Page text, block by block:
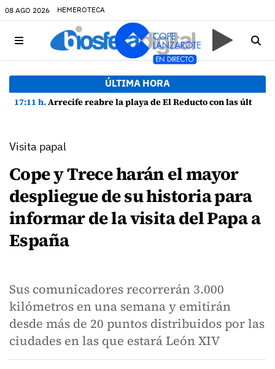
08 AGO 2026 HEMEROTECA
ÚLTIMA HORA
17:11 h.Arrecife reabre la playa de El Reducto con las últimas analíticas mostrando "una buena calidad de las aguas para el baño"
Visita papal
Cope y Trece harán el mayor
despliegue de su historia para
informar de la visita del Papa a
España
Sus comunicadores recorrerán 3.000
kilómetros en una semana y emitirán
desde más de 20 puntos distribuidos por las
ciudades en las que estará León XIV